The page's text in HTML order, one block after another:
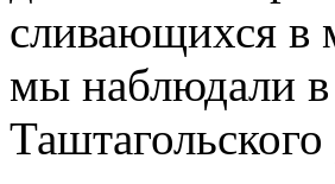
сливающихся в
мы наблюдали